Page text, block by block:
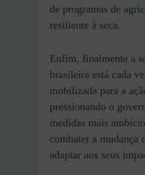
de programas de
resiliente à seca.
Enfim, finalmente a
brasileira está cada
mobilizada para a
pressionando o
medidas mais
combater a mudança
adaptar aos seus